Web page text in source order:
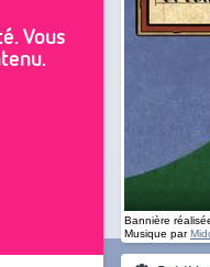
Vous
Bannière
Musique par